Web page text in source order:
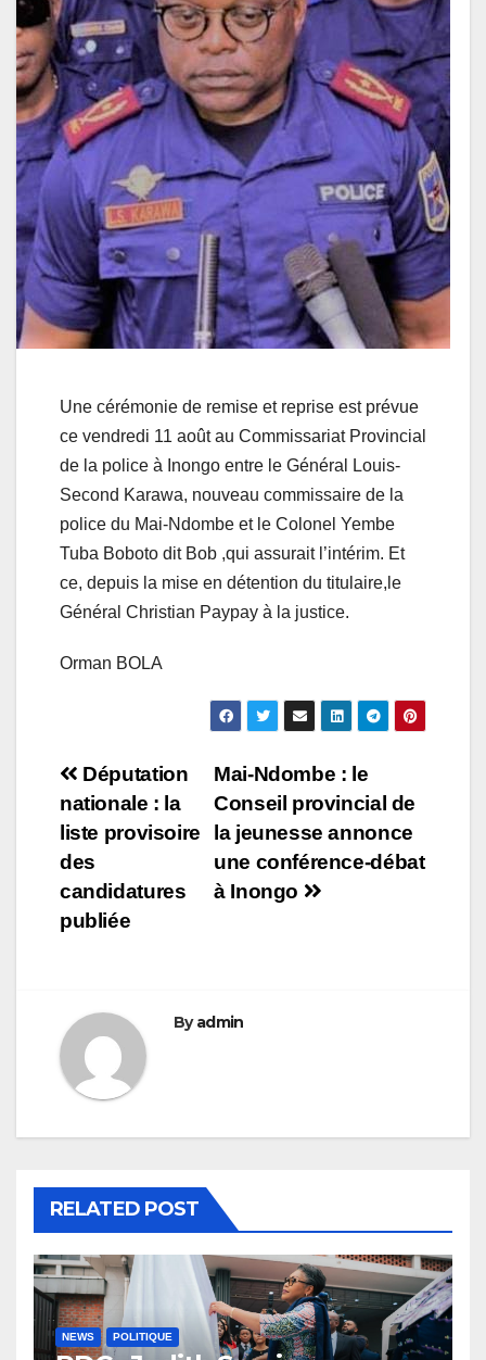
Une cérémonie de remise et reprise est prévue
ce vendredi 11 août au Commissariat Provincial
de la police à Inongo entre le Général Louis-
Second Karawa, nouveau commissaire de la
police du Mai-Ndombe et le Colonel Yembe
Tuba Boboto dit Bob ,qui assurait l’intérim. Et
ce, depuis la mise en détention du titulaire,le
Général Christian Paypay à la justice.
Orman BOLA
Navigation
de
l’article
Mai-Ndombe : le
Conseil provincial de
la jeunesse annonce
une conférence-débat
à Inongo
Députation
nationale : la
liste provisoire
des
candidatures
publiée
Byadmin
RELATED POST
NEWS POLITIQUE